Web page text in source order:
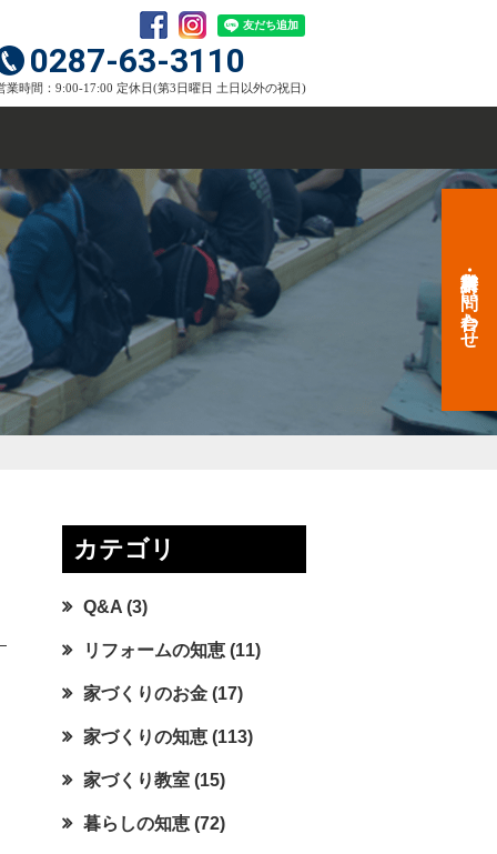
0287-63-3110
業時間：9:00-17:00 定休日(第3日曜日 土日以外の祝日)
資料請求・お問い合わせ
カテゴリ
Q&A (3)
リフォームの知恵 (11)
家づくりのお金 (17)
家づくりの知恵 (113)
家づくり教室 (15)
暮らしの知恵 (72)